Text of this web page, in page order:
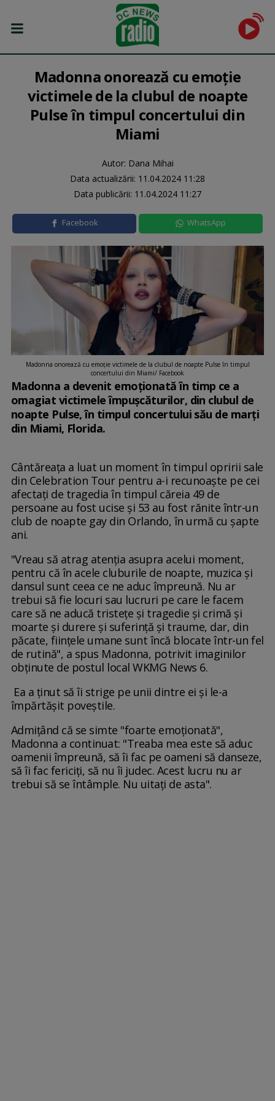
Madonna onorează cu emoție
victimele de la clubul de noapte
Pulse în timpul concertului din
Miami
Autor: Dana Mihai
Data actualizării: 11.04.2024 11:28
Data publicării: 11.04.2024 11:27
Facebook WhatsApp
Madonna onorează cu emoție victimele de la clubul de noapte Pulse în timpul
concertului din Miami/ Facebook
Madonna a devenit emoționată în timp ce a
omagiat victimele împușcăturilor, din clubul de
noapte Pulse, în timpul concertului său de marți
din Miami, Florida.
Cântăreața a luat un moment în timpul opririi sale
din Celebration Tour pentru a-i recunoaște pe cei
afectați de tragedia în timpul căreia 49 de
persoane au fost ucise și 53 au fost rănite într-un
club de noapte gay din Orlando, în urmă cu șapte
ani.
"Vreau să atrag atenția asupra acelui moment,
pentru că în acele cluburile de noapte, muzica și
dansul sunt ceea ce ne aduc împreună. Nu ar
trebui să fie locuri sau lucruri pe care le facem
care să ne aducă tristețe și tragedie și crimă și
moarte și durere și suferință și traume, dar, din
păcate, ființele umane sunt încă blocate într-un fel
de rutină", a spus Madonna, potrivit imaginilor
obținute de postul local WKMG News 6.
Ea a ținut să îi strige pe unii dintre ei și le-a
împărtășit poveștile.
Admițând că se simte "foarte emoționată",
Madonna a continuat: "Treaba mea este să aduc
oamenii împreună, să îi fac pe oameni să danseze,
să îi fac fericiți, să nu îi judec. Acest lucru nu ar
trebui să se întâmple. Nu uitați de asta".